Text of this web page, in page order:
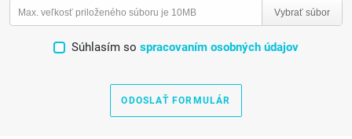
Max. veľkosť priloženého súboru je 10MB Vybrať súbor
Súhlasím so spracovaním osobných údajov
ODOSLAŤ FORMULÁR